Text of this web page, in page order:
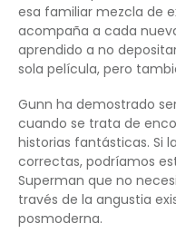
esa familiar mezcla de
acompaña a cada
aprendido a no
sola película, pero
Gunn ha demostrado
cuando se trata de
historias fantásticas. Si
correctas, podríamos
Superman que no
través de la angustia
posmoderna.